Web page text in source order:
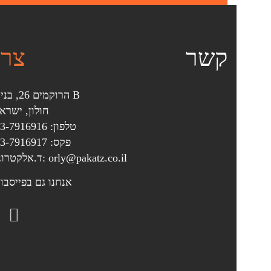
קשר
הרוקמים 26, בניין B
חולון,
טלפון: 03-7916916
פקס: 03-7916917
ד.אלקטרוני: orly@pakatz.co.il
אנחנו גם